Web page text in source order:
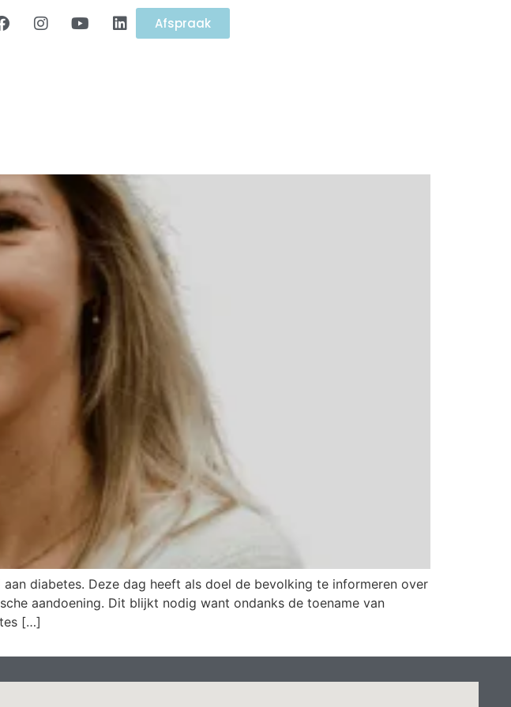
Afspraak
diabetes. Deze dag heeft als doel de bevolking te informeren over
aandoening. Dit blijkt nodig want ondanks de toename van
[…]